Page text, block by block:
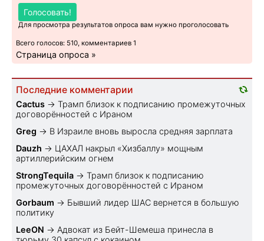
Голосовать!
Для просмотра результатов опроса вам нужно проголосовать
Всего голосов: 510, комментариев 1
Страница опроса »
Последние комментарии
Cactus → Трамп близок к подписанию промежуточных
договорённостей с Ираном
Greg → В Израиле вновь выросла средняя зарплата
Dauzh → ЦАХАЛ накрыл «Хизбаллу» мощным
артиллерийским огнем
StrongTequila → Трамп близок к подписанию
промежуточных договорённостей с Ираном
Gorbaum → Бывший лидер ШАС вернется в большую
политику
LeeON → Адвокат из Бейт-Шемеша принесла в